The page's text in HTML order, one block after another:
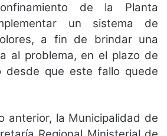
de la Planta
un sistema de
a fin de brindar una
al problema, en el plazo de
desde que este fallo quede
anterior, la Municipalidad de